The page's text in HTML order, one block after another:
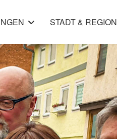
STADT & REGION